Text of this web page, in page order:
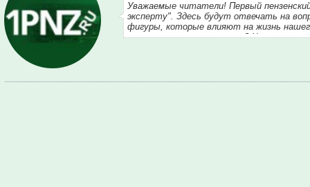
Уважаемые читатели! Первый
эксперту". Здесь будут отвечать на
фигуры, которые влияют на жизнь
накопилось много вопросов? Чью